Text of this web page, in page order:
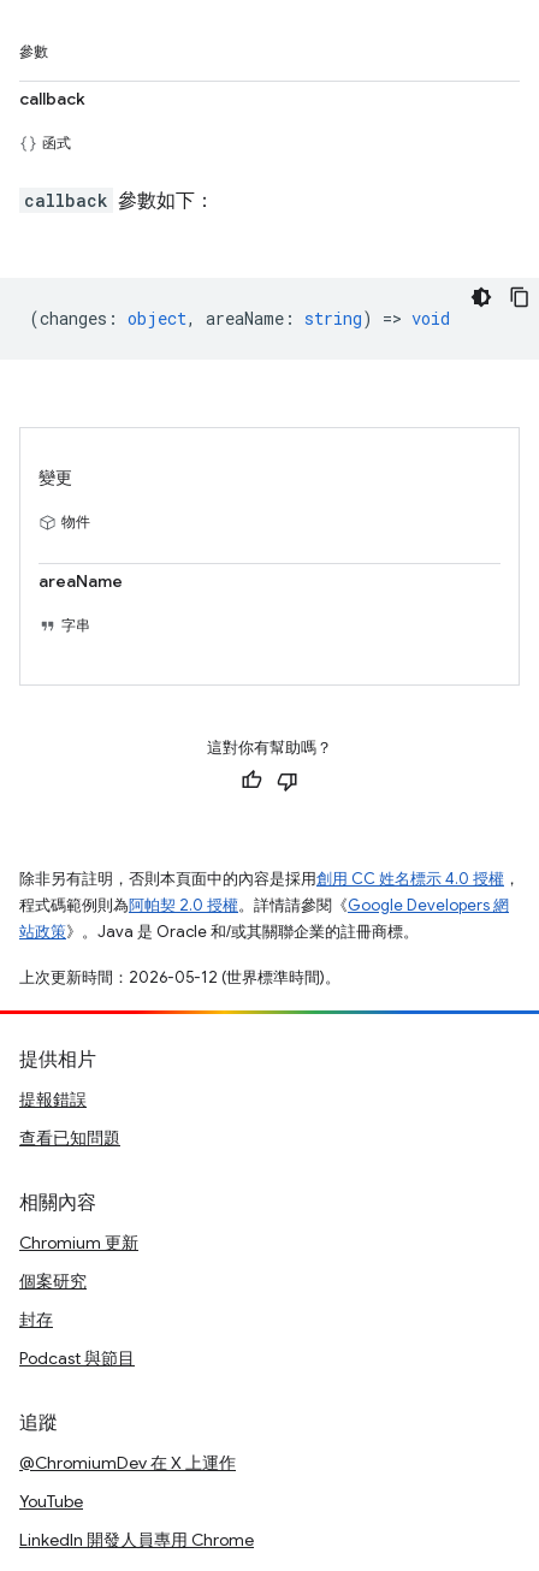
參數
callback
函式
callback 參數如下：
(changes : object, areaName : string) => void
變更
物件
areaName
字串
這對你有幫助嗎？
除非另有註明，否則本頁面中的內容是採用創用 CC 姓名標示 4.0 授權 ，
程式碼範例則為阿帕契 2.0 授權。詳情請參閱《Google Developers 網
站政策》。Java 是 Oracle 和/或其關聯企業的註冊商標。
上次更新時間：2026-05-12 (世界標準時間)。
提供相片
提報錯誤
查看已知問題
相關內容
Chromium 更新
個案研究
封存
Podcast 與節目
追蹤
@ChromiumDev 在 X 上運作
YouTube
LinkedIn 開發人員專用 Chrome